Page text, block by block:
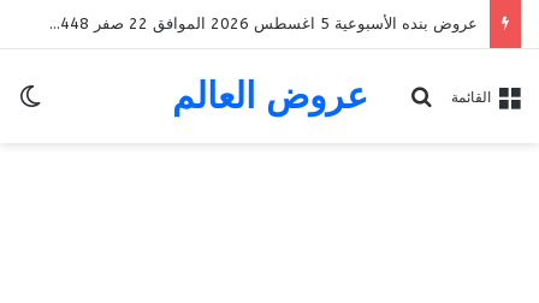
عروض التميمي المدينة المنورة الأسبوعية 5 اغسطس 2026 الموافق 22 صفر 1448 Back To School
عروض العالم القائمة بحث عن